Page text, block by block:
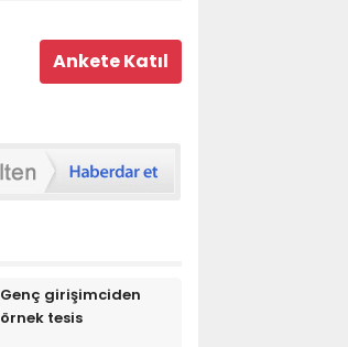
Genç girişimciden
örnek tesis